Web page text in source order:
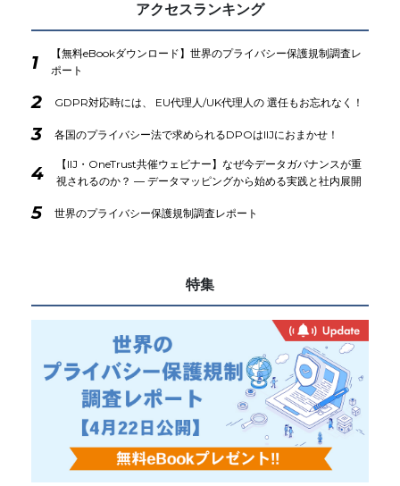
アクセスランキング
1
【無料eBookダウンロード】世界のプライバシー保護規制調査レ
ポート
2 GDPR対応時には、 EU代理人/UK代理人の 選任もお忘れなく！
3 各国のプライバシー法で求められるDPOはIIJにおまかせ！
4
【IIJ・OneTrust共催ウェビナー】なぜ今データガバナンスが重
視されるのか？ ― データマッピングから始める実践と社内展開
5 世界のプライバシー保護規制調査レポート
特集